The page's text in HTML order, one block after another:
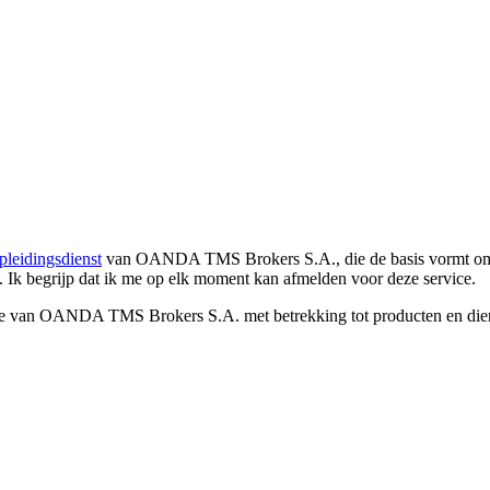
van OANDA TMS Brokers S.A., die de basis vormt
Ik begrijp dat ik me op elk moment kan afmelden voor deze service.
OANDA TMS Brokers S.A. met betrekking tot producten en